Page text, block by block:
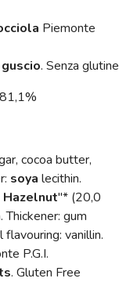
Piemonte
. Senza glutine
cocoa butter,
soya lecithin.
Hazelnut"* (20,0
. Thickener: gum
flavouring: vanillin.
P.G.I.
. Gluten Free